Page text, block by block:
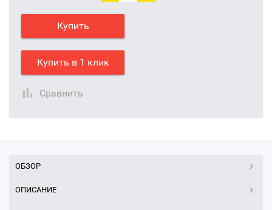
Купить
Купить в 1 клик
Сравнить
ОБЗОР
ОПИСАНИЕ